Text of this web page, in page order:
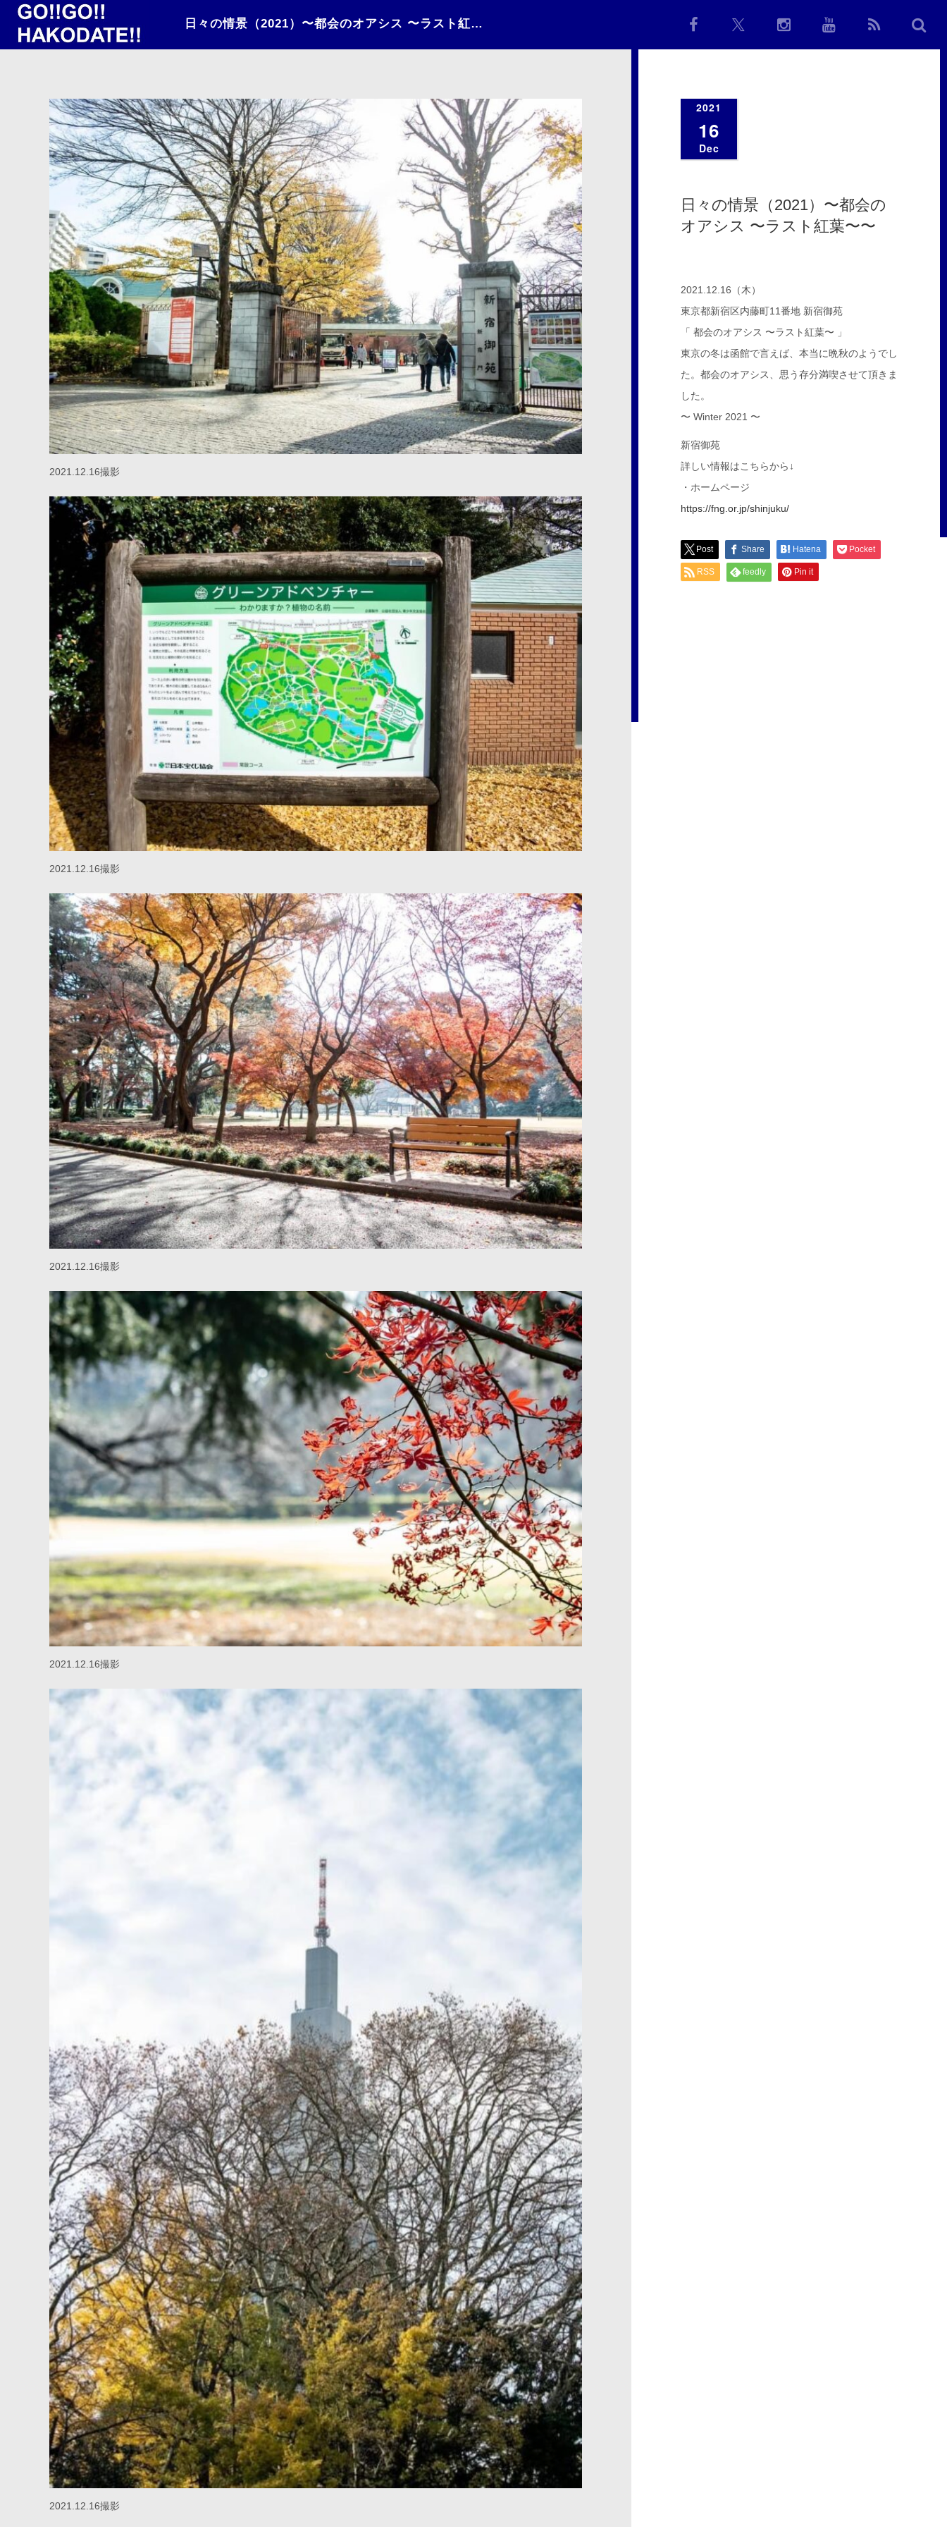
日々の情景（2021）〜都会のオアシス 〜ラスト紅葉〜〜
2021.12.16撮影
2021.12.16撮影
2021.12.16撮影
2021.12.16撮影
2021.12.16撮影
2021
16
Dec
日々の情景（2021）〜都会の
オアシス 〜ラスト紅葉〜〜
2021.12.16（木）
東京都新宿区内藤町11番地 新宿御苑
「 都会のオアシス 〜ラスト紅葉〜 」
東京の冬は函館で言えば、本当に晩秋のようでし
た。都会のオアシス、思う存分満喫させて頂きま
した。
〜 Winter 2021 〜
新宿御苑
詳しい情報はこちらから↓
・ホームページ
https://fng.or.jp/shinjuku/
Post Share Hatena Pocket
RSS feedly Pin it